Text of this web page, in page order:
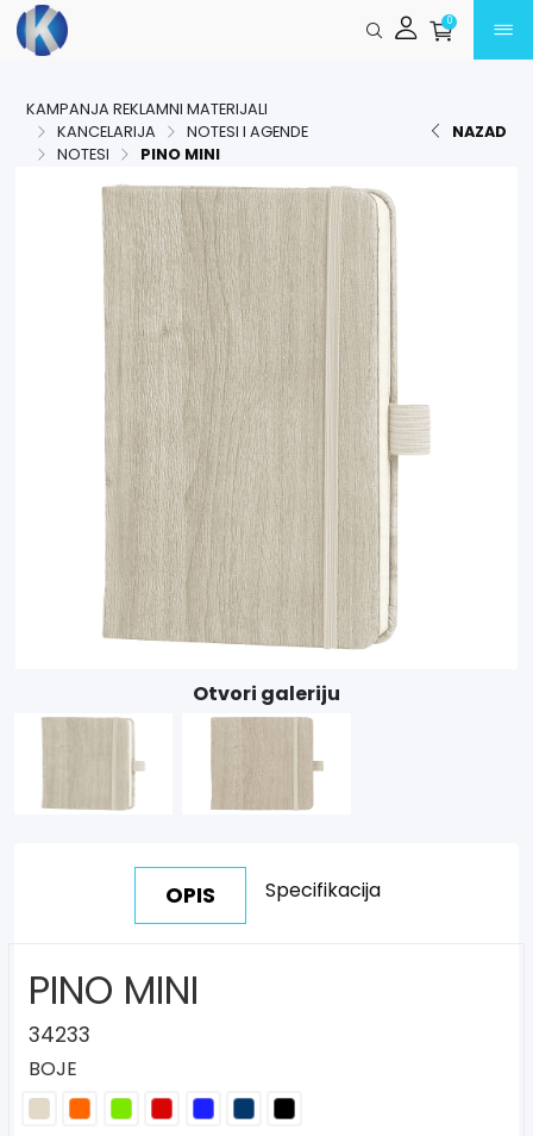
Preskoči na glavni sadržaj 0
KAMPANJA REKLAMNI MATERIJALI
KANCELARIJA
NOTESI I AGENDE
NOTESI
PINO MINI
NAZAD
Otvori galeriju
OPIS Specifikacija
PINO MINI
34233
BOJE